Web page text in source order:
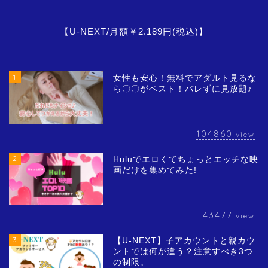
【U-NEXT/月額￥2.189円(税込)】
1
女性も安心！無料でアダルト見るな
ら〇〇がベスト！バレずに見放題♪
104860 view
2
Huluでエロくてちょっとエッチな映
画だけを集めてみた!
43477 view
3
【U-NEXT】子アカウントと親カウ
ントでは何が違う？注意すべき3つ
の制限。